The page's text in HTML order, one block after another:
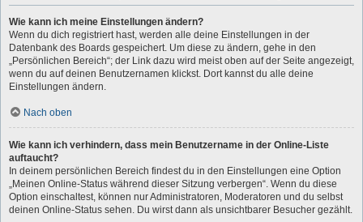
Wie kann ich meine Einstellungen ändern?
Wenn du dich registriert hast, werden alle deine Einstellungen in der
Datenbank des Boards gespeichert. Um diese zu ändern, gehe in den
„Persönlichen Bereich“; der Link dazu wird meist oben auf der Seite angezeigt,
wenn du auf deinen Benutzernamen klickst. Dort kannst du alle deine
Einstellungen ändern.
Nach oben
Wie kann ich verhindern, dass mein Benutzername in der Online-Liste
auftaucht?
In deinem persönlichen Bereich findest du in den Einstellungen eine Option
„Meinen Online-Status während dieser Sitzung verbergen“. Wenn du diese
Option einschaltest, können nur Administratoren, Moderatoren und du selbst
deinen Online-Status sehen. Du wirst dann als unsichtbarer Besucher gezählt.